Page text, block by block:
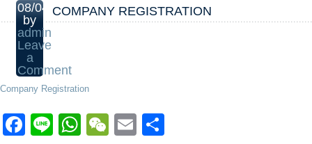
08/04/2014
by
admin
Leave
a
Comment
COMPANY REGISTRATION
Company Registration
Facebook
LineWhatsApp
WeChat
Email